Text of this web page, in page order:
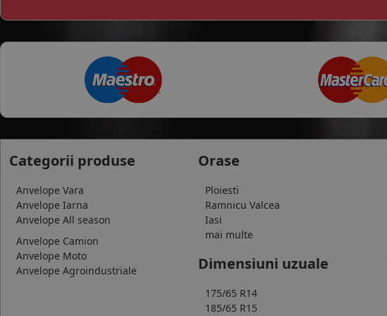
Categorii produse
Anvelope Vara
Anvelope Iarna
Anvelope All season
Anvelope Camion
Anvelope Moto
Anvelope Agroindustriale
Orase
Ploiesti
Ramnicu Valcea
Iasi
mai multe
Dimensiuni uzuale
175/65 R14
185/65 R15